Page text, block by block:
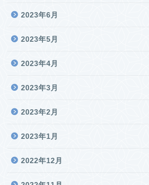
2023年6月
2023年5月
2023年4月
2023年3月
2023年2月
2023年1月
2022年12月